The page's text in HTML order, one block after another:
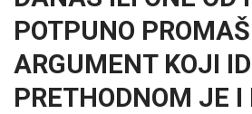
POTPUNO
ARGUMENT KOJI
PRETHODNOM JE I